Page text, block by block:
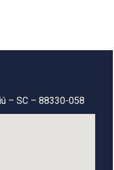
– SC – 88330-058